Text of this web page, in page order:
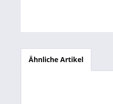
Ähnliche Artikel